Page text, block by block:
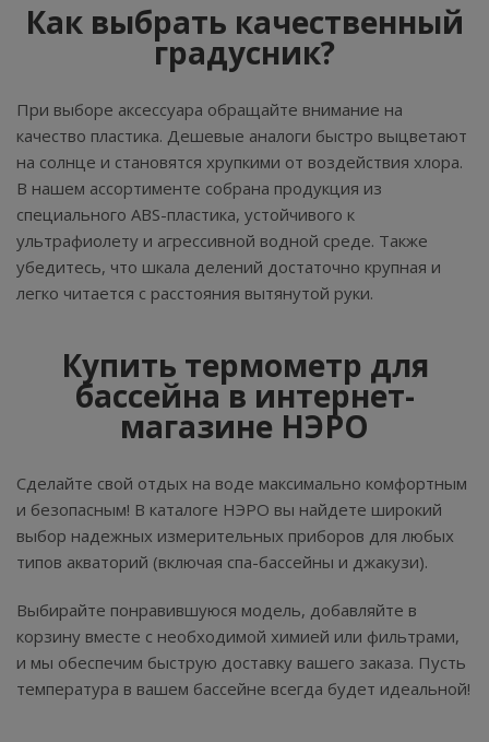
Как выбрать качественный
градусник?
При выборе аксессуара обращайте внимание на
качество пластика. Дешевые аналоги быстро выцветают
на солнце и становятся хрупкими от воздействия хлора.
В нашем ассортименте собрана продукция из
специального ABS-пластика, устойчивого к
ультрафиолету и агрессивной водной среде. Также
убедитесь, что шкала делений достаточно крупная и
легко читается с расстояния вытянутой руки.
Купить термометр для
бассейна в интернет-
магазине НЭРО
Сделайте свой отдых на воде максимально комфортным
и безопасным! В каталоге НЭРО вы найдете широкий
выбор надежных измерительных приборов для любых
типов акваторий (включая спа-бассейны и джакузи).
Выбирайте понравившуюся модель, добавляйте в
корзину вместе с необходимой химией или фильтрами,
и мы обеспечим быструю доставку вашего заказа. Пусть
температура в вашем бассейне всегда будет идеальной!